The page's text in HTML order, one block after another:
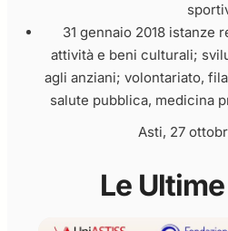
31 gennaio 2018 istanze
attività e beni culturali;
agli anziani; volontariato,
salute pubblica, medicina
Asti, 27
Le